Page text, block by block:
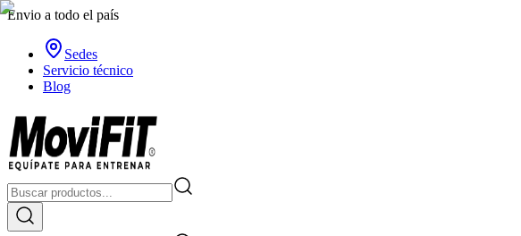
Envio a todo el país
Sedes
Servicio técnico
Blog